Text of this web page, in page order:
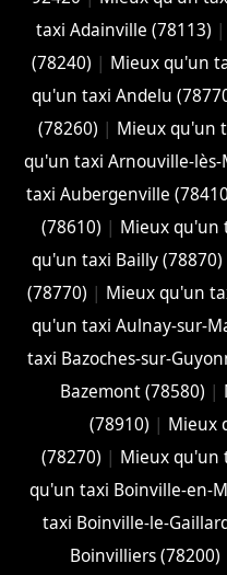
taxi Adainville (78113) |
(78240) | Mieux qu'un
qu'un taxi Andelu
(78260) | Mieux qu'un
qu'un taxi Arnouville-lès-
taxi Aubergenville
(78610) | Mieux qu'un
qu'un taxi Bailly (78870)
(78770) | Mieux qu'un
qu'un taxi Aulnay-sur-
taxi Bazoches-sur-
Bazemont (78580) |
(78910) | Mieux
(78270) | Mieux qu'un
qu'un taxi Boinville-en-
taxi Boinville-le-
Boinvilliers (78200)